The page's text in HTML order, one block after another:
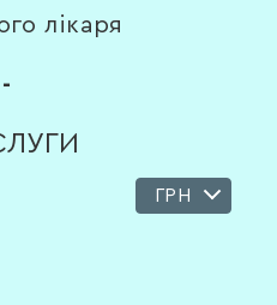
лікаря
-
ГРН